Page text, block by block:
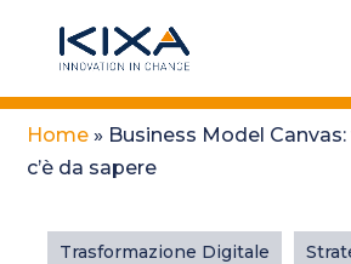
Home » Business Model
c’è da sapere
Trasformazione Digitale